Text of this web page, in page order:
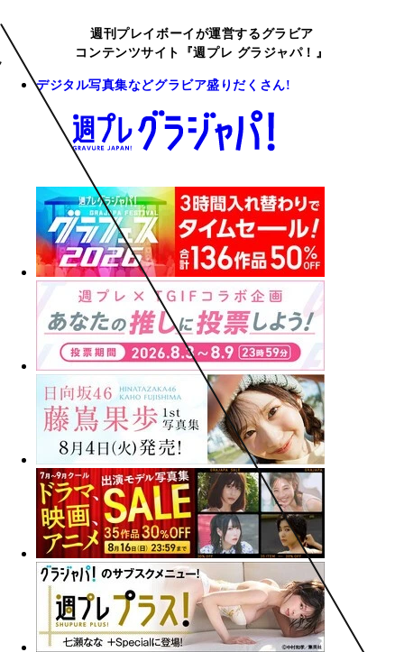
週刊プレイボーイが運営するグラビア
コンテンツサイト『週プレ グラジャパ！』
デジタル写真集などグラビア盛りだくさん!